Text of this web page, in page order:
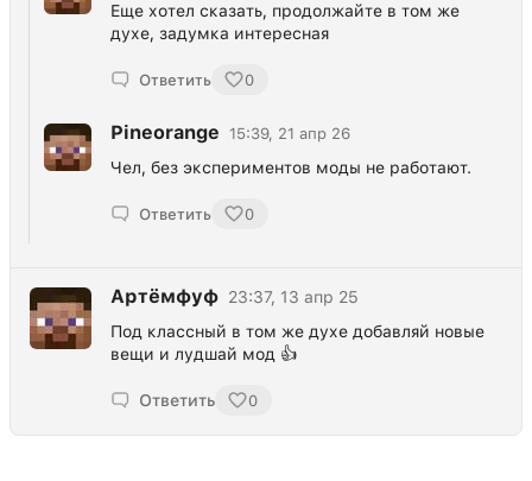
Еще хотел сказать, продолжайте в том же
духе, задумка интересная
Ответить 0
Pineorange 15:39, 21 апр 26
Чел, без экспериментов моды не работают.
Ответить 0
Артёмфуф 23:37, 13 апр 25
Под классный в том же духе добавляй новые
вещи и лудшай мод 👍
Ответить 0